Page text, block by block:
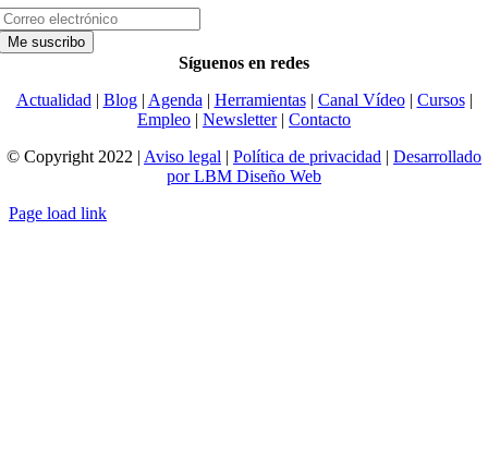
Síguenos en redes
Actualidad | Blog| Agenda | Herramientas| Canal Vídeo| Cursos|
Empleo | Newsletter| Contacto
© Copyright 2022 | Aviso legal | Política de privacidad | Desarrollado
por LBM Diseño Web
Page load link